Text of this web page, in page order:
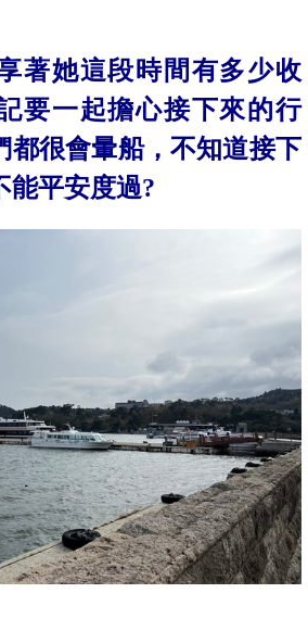
著她這段時間有多少收
要一起擔心接下來的行
都很會暈船，不知道接下
能平安度過?